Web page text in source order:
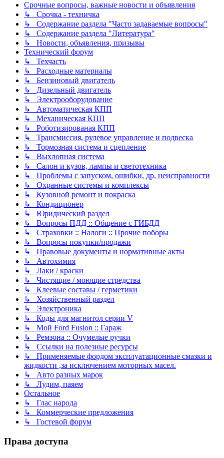
Срочные вопросы, важные новости и объявления
↳ Срочка - техничка
↳ Содержание раздела "Часто задаваемые вопросы"
↳ Содержание раздела "Литература"
↳ Новости, объявления, призывы
Технический форум
↳ Техчасть
↳ Расходные материалы
↳ Бензиновый двигатель
↳ Дизельный двигатель
↳ Электрооборудование
↳ Автоматическая КПП
↳ Механическая КПП
↳ Роботизированая КПП
↳ Трансмиссия, рулевое управление и подвеска
↳ Тормозная система и сцепление
↳ Выхлопная система
↳ Салон и кузов, лампы и светотехника
↳ Проблемы с запуском, ошибки, др. неисправности
↳ Охранные системы и комплексы
↳ Кузовной ремонт и покраска
↳ Кондиционер
↳ Юридический раздел
↳ Вопросы ПДД :: Общение с ГИБДД
↳ Страховки :: Налоги :: Прочие поборы
↳ Вопросы покупки/продажи
↳ Правовые документы и нормативные акты
↳ Автохимия
↳ Лаки / краски
↳ Чистящие / моющие стредства
↳ Клеевые составы / герметики
↳ Хозяйственный раздел
↳ Электроника
↳ Коды для магнитол серии V
↳ Мой Ford Fusion :: Гараж
↳ Ремзона :: Очумелые ручки
↳ Ссылки на полезные ресурсы
↳ Применяемые фордом эксплуатационные смазки и
жидкости ,за исключением моторных масел.
↳ Авто разных марок
↳ Лудим, паяем
Остальное
↳ Глас народа
↳ Коммерческие предложения
↳ Гостевой форум
Права доступа